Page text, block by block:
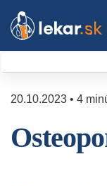
20.10.2023 • 4